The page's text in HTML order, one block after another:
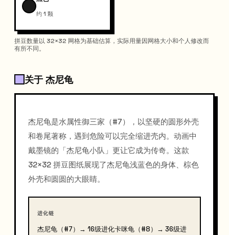
约 1 颗
拼豆数量以 32×32 网格为基础估算，实际用量因网格大小和个人修改而
有所不同。
关于 杰尼龟
杰尼龟是水属性御三家（#7），以坚硬的圆形外壳
和卷尾著称，遇到危险可以完全缩进壳内。动画中
戴墨镜的「杰尼龟小队」更让它成为传奇。这款
32×32 拼豆图纸展现了杰尼龟浅蓝色的身体、棕色
外壳和圆圆的大眼睛。
进化链
杰尼龟（#7）→ 16级进化卡咪龟（#8）→ 36级进